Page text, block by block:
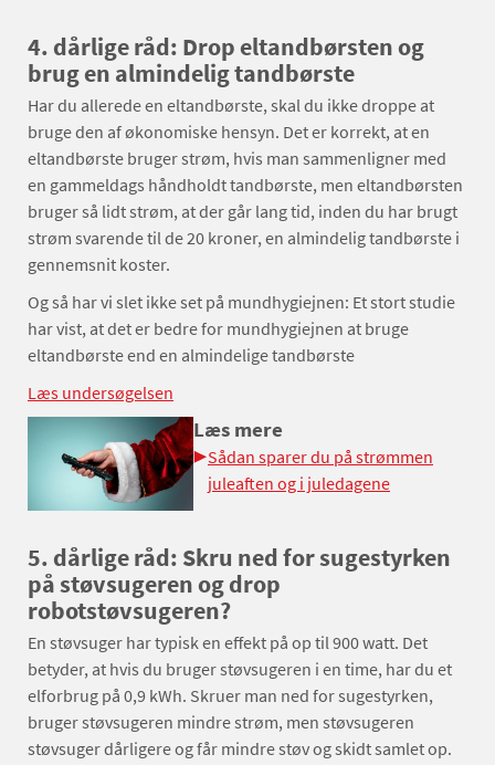
4. dårlige råd: Drop eltandbørsten og
brug en almindelig tandbørste
Har du allerede en eltandbørste, skal du ikke droppe at
bruge den af økonomiske hensyn. Det er korrekt, at en
eltandbørste bruger strøm, hvis man sammenligner med
en gammeldags håndholdt tandbørste, men eltandbørsten
bruger så lidt strøm, at der går lang tid, inden du har brugt
strøm svarende til de 20 kroner, en almindelig tandbørste i
gennemsnit koster.
Og så har vi slet ikke set på mundhygiejnen: Et stort studie
har vist, at det er bedre for mundhygiejnen at bruge
eltandbørste end en almindelige tandbørste
Læs undersøgelsen
Læs mere
Sådan sparer du på strømmen
juleaften og i juledagene
5. dårlige råd: Skru ned for sugestyrken
på støvsugeren og drop
robotstøvsugeren?
En støvsuger har typisk en effekt på op til 900 watt. Det
betyder, at hvis du bruger støvsugeren i en time, har du et
elforbrug på 0,9 kWh. Skruer man ned for sugestyrken,
bruger støvsugeren mindre strøm, men støvsugeren
støvsuger dårligere og får mindre støv og skidt samlet op.